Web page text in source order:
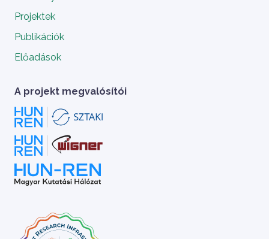
Projektek
Publikációk
Előadások
A projekt megvalósítói
A HUN-REN Cloud a hazai TOP50